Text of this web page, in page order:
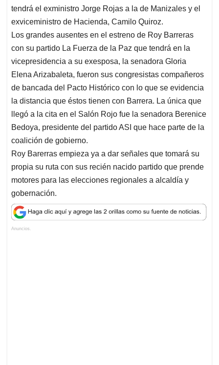
tendrá el exministro Jorge Rojas a la de Manizales y el
exviceministro de Hacienda, Camilo Quiroz.
Los grandes ausentes en el estreno de Roy Barreras
con su partido La Fuerza de la Paz que tendrá en la
vicepresidencia a su exesposa, la senadora Gloria
Elena Arizabaleta, fueron sus congresistas compañeros
de bancada del Pacto Histórico con lo que se evidencia
la distancia que éstos tienen con Barrera. La única que
llegó a la cita en el Salón Rojo fue la senadora Berenice
Bedoya, presidente del partido ASI que hace parte de la
coalición de gobierno.
Roy Barerras empieza ya a dar señales que tomará su
propia su ruta con sus recién nacido partido que prende
motores para las elecciones regionales a alcaldía y
gobernación.
Anuncios.